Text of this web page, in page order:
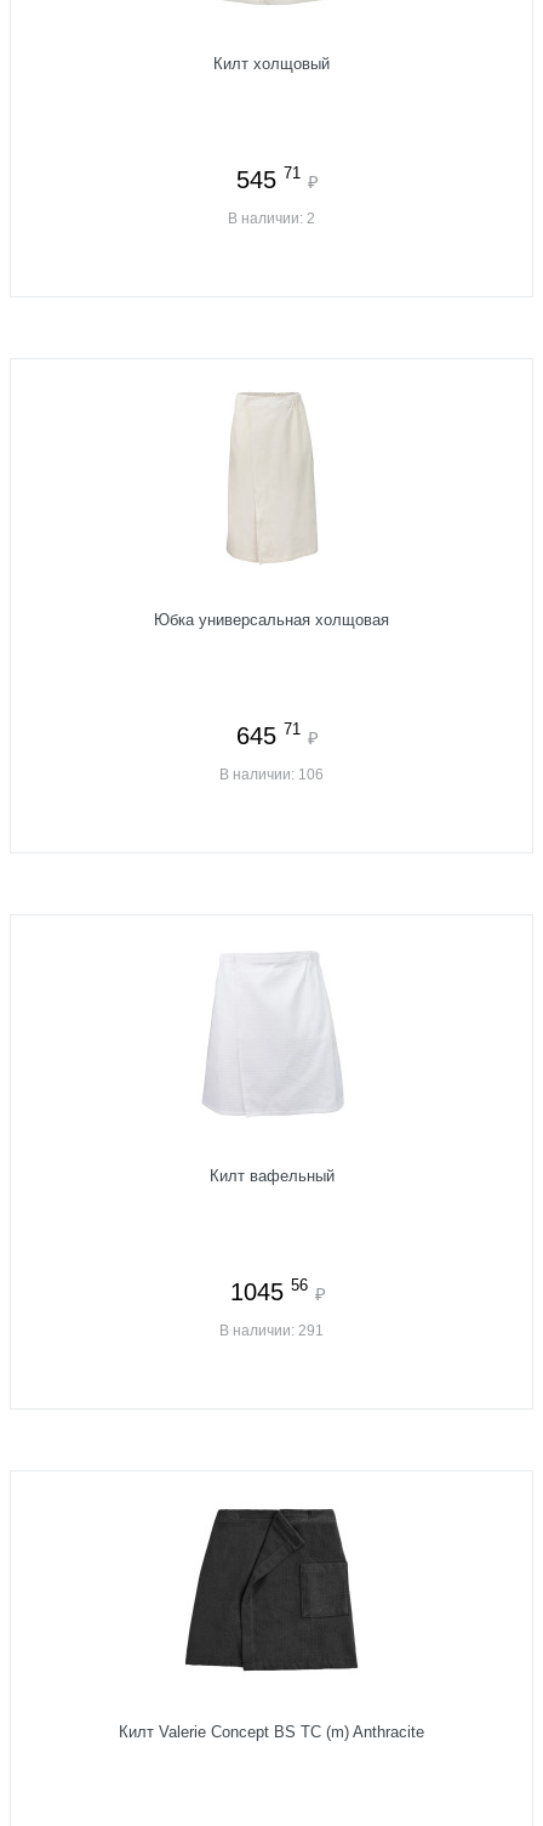
Килт холщовый
545 71 ₽
В наличии: 2
Юбка универсальная холщовая
645 71 ₽
В наличии: 106
Килт вафельный
1045 56 ₽
В наличии: 291
Килт Valerie Concept BS TC (m) Anthracite